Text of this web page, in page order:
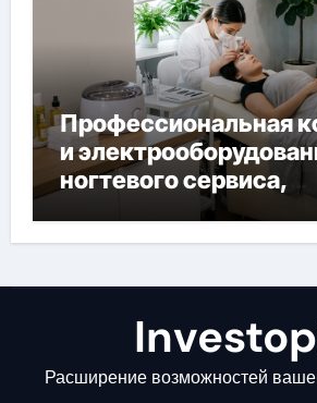
Профессиональная
и
ногтевого сервиса,
наращивания ресниц и
депиляции
Расширение возможностей